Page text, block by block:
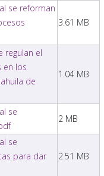
se reforman
3.61 MB
regulan el
en los
de
1.04 MB
se
2 MB
se
para dar
2.51 MB